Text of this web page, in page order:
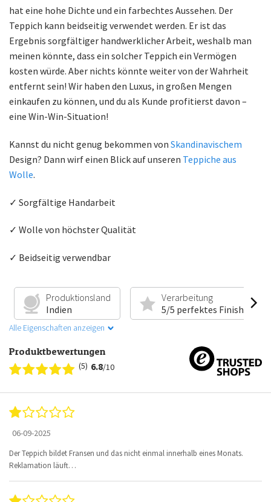
hat eine hohe Dichte und ein farbechtes Aussehen. Der
Teppich kann beidseitig verwendet werden. Er ist das
Ergebnis sorgfältiger handwerklicher Arbeit, weshalb man
meinen könnte, dass ein solcher Teppich ein Vermögen
kosten würde. Aber nichts könnte weiter von der Wahrheit
entfernt sein! Wir haben den Luxus, in großen Mengen
einkaufen zu können, und du als Kunde profitierst davon –
eine Win-Win-Situation!
Kannst du nicht genug bekommen von Skandinavischem
Design? Dann wirf einen Blick auf unseren Teppiche aus
Wolle.
✓ Sorgfältige Handarbeit
✓ Wolle von höchster Qualität
✓ Beidseitig verwendbar
Produktionsland
Indien
Verarbeitung
5/5 perfektes Finish
Alle Eigenschaften anzeigen
Produktbewertungen
(5) 6.8/10
06-09-2025
Der Teppich bildet Fransen und das nicht einmal innerhalb eines Monats.
Reklamation läuft…